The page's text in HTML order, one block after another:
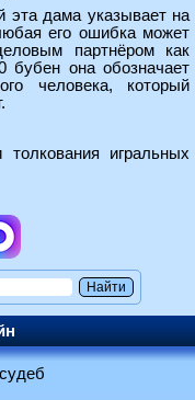
эта дама указывает на
его ошибка может
партнёром как
бубен она обозначает
человека, который
толкования игральных